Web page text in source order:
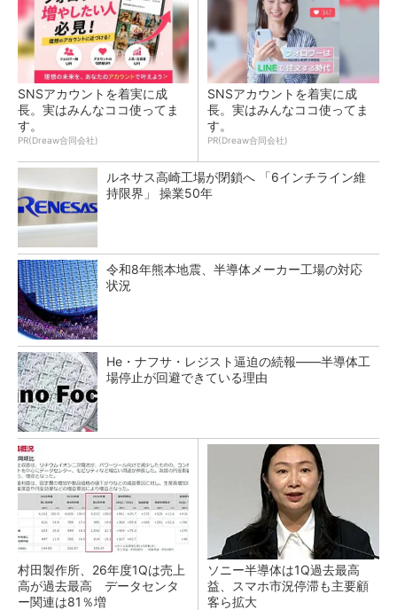
SNSアカウントを着実に成
長。実はみんなココ使ってま
す。
PR(Dreaw合同会社)
SNSアカウントを着実に成
長。実はみんなココ使ってま
す。
PR(Dreaw合同会社)
ルネサス高崎工場が閉鎖へ 「6インチライン維
持限界」 操業50年
令和8年熊本地震、半導体メーカー工場の対応
状況
He・ナフサ・レジスト逼迫の続報――半導体工
場停止が回避できている理由
村田製作所、26年度1Qは売上
高が過去最高 データセンタ
ー関連は81％増
ソニー半導体は1Q過去最高
益、スマホ市況停滞も主要顧
客ら拡大